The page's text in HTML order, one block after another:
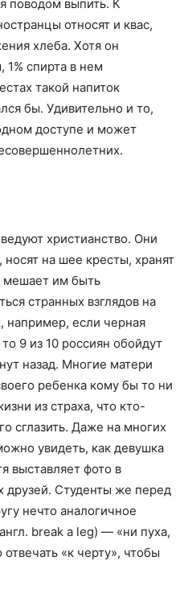
поводом выпить. К
относят и квас,
хлеба. Хотя он
1% спирта в нем
такой напиток
бы. Удивительно и то,
доступе и может
христианство. Они
носят на шее кресты, хранят
мешает им быть
странных взглядов на
например, если черная
9 из 10 россиян обойдут
назад. Многие матери
ребенка кому бы то ни
из страха, что кто-
сглазить. Даже на многих
увидеть, как девушка
выставляет фото в
друзей. Студенты же перед
нечто аналогичное
break a leg) — «ни пуха,
«к черту», чтобы